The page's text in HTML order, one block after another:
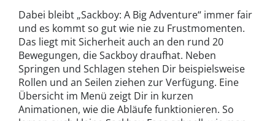
Dabei bleibt „Sackboy: A Big Adventure“ immer fair
und es kommt so gut wie nie zu Frustmomenten.
Das liegt mit Sicherheit auch an den rund 20
Bewegungen, die Sackboy draufhat. Neben
Springen und Schlagen stehen Dir beispielsweise
Rollen und an Seilen ziehen zur Verfügung. Eine
Übersicht im Menü zeigt Dir in kurzen
Animationen, wie die Abläufe funktionieren. So